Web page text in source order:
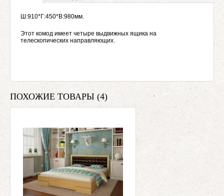
Ш:910*Г:450*В:980мм.
Этот комод имеет четыре выдвижных ящика на
телескопических направляющих.
ПОХОЖИЕ ТОВАРЫ (4)